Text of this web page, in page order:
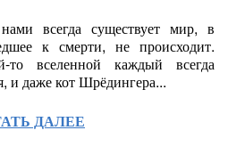
всегда существует мир, в
к смерти, не происходит.
то вселенной каждый всегда
и даже кот Шрёдингера...
ДАЛЕЕ